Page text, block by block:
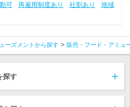
可 再雇用制度あり 社割あり
地域
ーズメントから探す 販売・フード・アミュ
探す